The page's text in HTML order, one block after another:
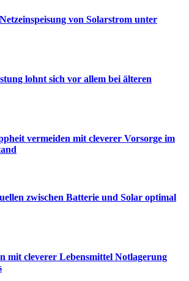
von Solarstrom unter
lohnt sich vor allem bei älteren
vermeiden mit cleverer Vorsorge im
zwischen Batterie und Solar optimal
mit cleverer Lebensmittel Notlagerung